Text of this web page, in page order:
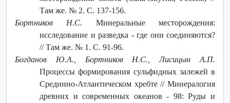
Там же. № 2. С. 137-156.
Бортников Н.С. Минеральные месторождения:
исследование и разведка - где они соединяются?
// Там же. № 1. С. 91-96.
Богданов Ю.А., Бортников Н.С., Лисицын А.П.
Процессы формирования сульфидных залежей в
Срединно-Атлантическом хребте // Минералогия
древних и современных океанов - 98: Руды и